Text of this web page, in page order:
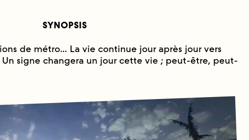
SYNOPSIS
de métro… La vie continue jour après jour vers
signe changera un jour cette vie ; peut-être, peut-